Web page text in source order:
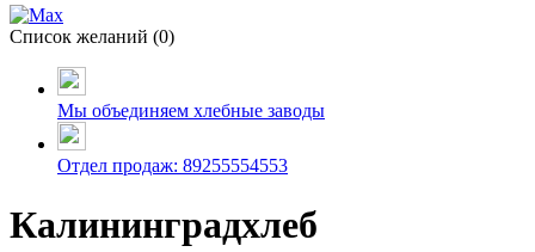
Список желаний (0)
Мы объединяем хлебные заводы
Отдел продаж: 89255554553
Калининградхлеб